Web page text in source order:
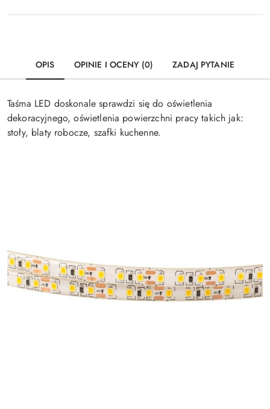
OPIS OPINIE I OCENY (0) ZADAJ PYTANIE
Taśma LED doskonale sprawdzi się do oświetlenia
dekoracyjnego, oświetlenia powierzchni pracy takich jak:
stoły, blaty robocze, szafki kuchenne.